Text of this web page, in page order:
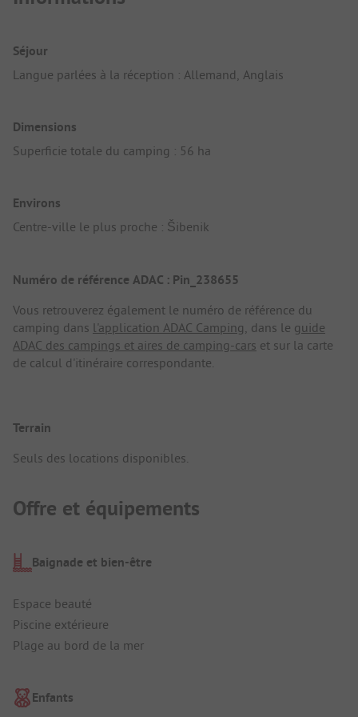
Séjour
Langue parlées à la réception : Allemand, Anglais
Dimensions
Superficie totale du camping : 56 ha
Environs
Centre-ville le plus proche : Šibenik
Numéro de référence ADAC : Pin_238655
Vous retrouverez également le numéro de référence du
camping dans l'application ADAC Camping , dans le guide
ADAC des campings et aires de camping-cars et sur la carte
de calcul d'itinéraire correspondante.
Terrain
Seuls des locations disponibles.
Offre et équipements
Baignade et bien-être
Espace beauté
Piscine extérieure
Plage au bord de la mer
Enfants